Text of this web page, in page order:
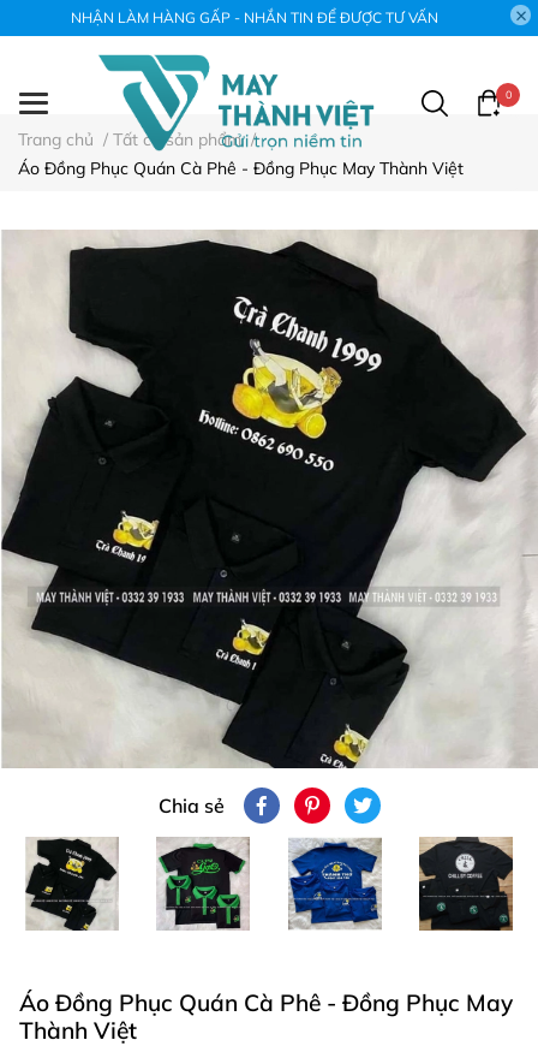
NHẬN LÀM HÀNG GẤP - NHẮN TIN ĐỂ ĐƯỢC TƯ VẤN
0
Trang chủ / Tất cả sản phẩm /
Áo Đồng Phục Quán Cà Phê - Đồng Phục May Thành Việt
Chia sẻ
Áo Đồng Phục Quán Cà Phê - Đồng Phục May
Thành Việt